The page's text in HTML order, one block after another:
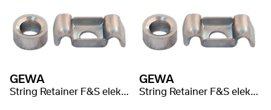
GEWA
String Retainer F&S elektromos gitár
GEWA
String Retainer F&S elektromos gitár